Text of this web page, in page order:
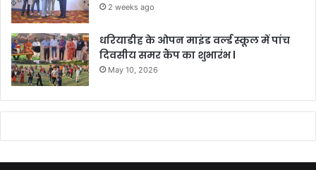
2 weeks ago
धरियाडीह के ओपन माइंड वर्ल्ड स्कूल में पांच
दिवसीय समर कैंप का शुभारंभ l
May 10, 2026